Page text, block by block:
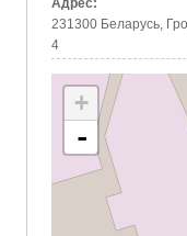
231300 Беларусь,
4
+
-